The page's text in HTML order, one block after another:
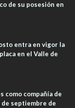
de su posesión en
entra en vigor la
en el Valle de
como compañía de
septiembre de